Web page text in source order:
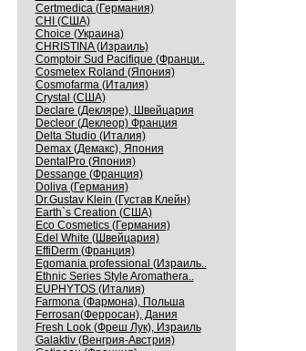
Certmedica (Германия)
CHI (США)
Choice (Украина)
CHRISTINA (Израиль)
Comptoir Sud Pacifique (Франци..
Cosmetex Roland (Япония)
Cosmofarma (Италия)
Crystal (США)
Declare (Декляре), Швейцария
Decleor (Деклеор) Франция
Delta Studio (Италия)
Demax (Демакс), Япония
DentalPro (Япония)
Dessange (Франция)
Doliva (Германия)
Dr.Gustav Klein (Густав Клейн)
Earth`s Creation (США)
Eco Cosmetics (Германия)
Edel White (Швейцария)
EffiDerm (Франция)
Egomania professional (Израиль..
Ethnic Series Style Aromathera..
EUPHYTOS (Италия)
Farmona (Фармона), Польша
Ferrosan(Ферросан), Дания
Fresh Look (Фреш Лук), Израиль
Galaktiv (Венгрия-Австрия)